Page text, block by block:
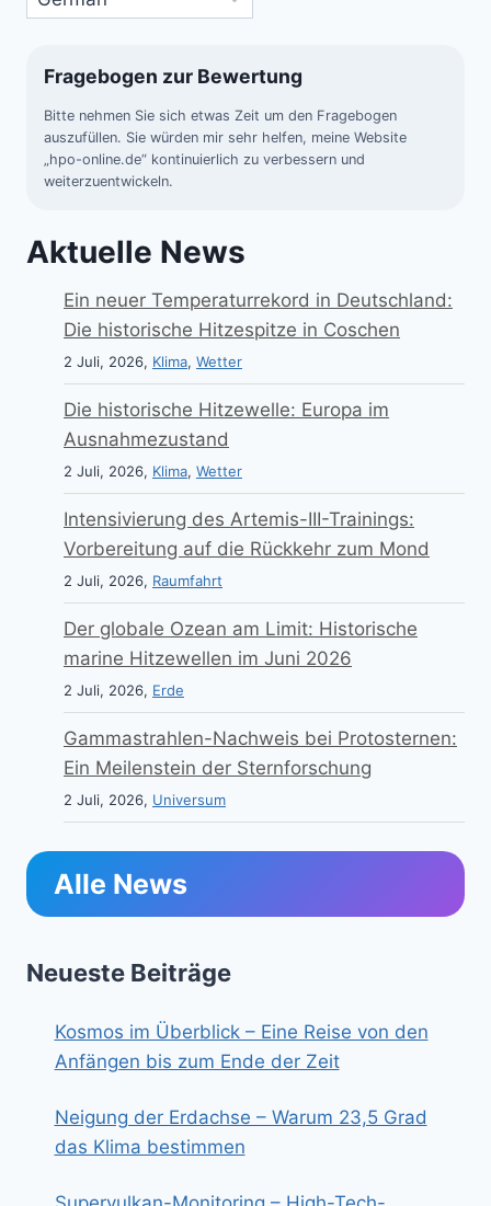
Fragebogen zur Bewertung
Bitte nehmen Sie sich etwas Zeit um den Fragebogen
auszufüllen. Sie würden mir sehr helfen, meine Website
„hpo-online.de“ kontinuierlich zu verbessern und
weiterzuentwickeln.
Aktuelle News
Ein neuer Temperaturrekord in Deutschland:
Die historische Hitzespitze in Coschen
2 Juli, 2026, Klima, Wetter
Die historische Hitzewelle: Europa im
Ausnahmezustand
2 Juli, 2026, Klima, Wetter
Intensivierung des Artemis-III-Trainings:
Vorbereitung auf die Rückkehr zum Mond
2 Juli, 2026, Raumfahrt
Der globale Ozean am Limit: Historische
marine Hitzewellen im Juni 2026
2 Juli, 2026, Erde
Gammastrahlen-Nachweis bei Protosternen:
Ein Meilenstein der Sternforschung
2 Juli, 2026, Universum
Alle News
Neueste Beiträge
Kosmos im Überblick – Eine Reise von den
Anfängen bis zum Ende der Zeit
Neigung der Erdachse – Warum 23,5 Grad
das Klima bestimmen